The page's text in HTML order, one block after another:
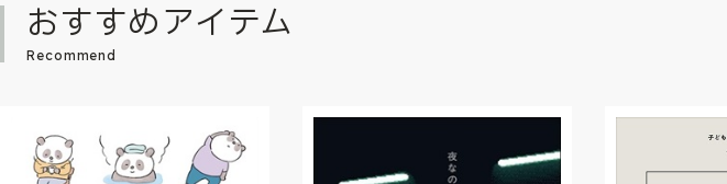
おすすめアイテム
Recommend